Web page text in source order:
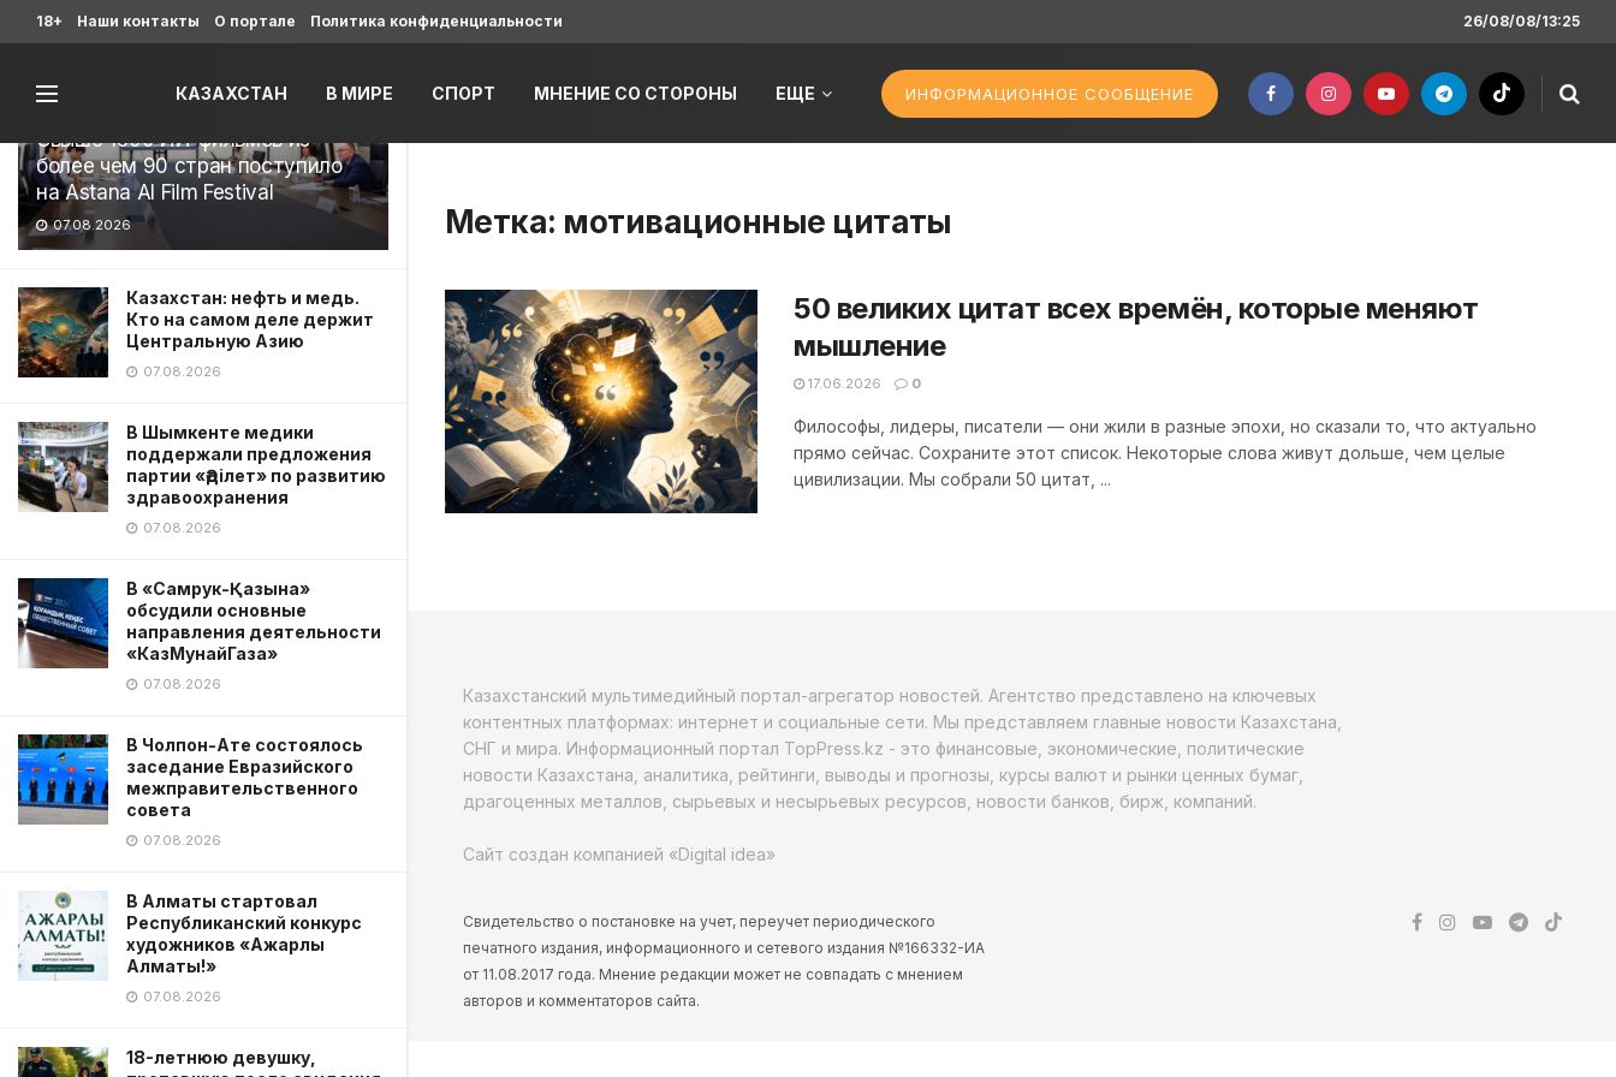
Последние
Свыше 1900 ИИ-фильмов из
более чем 90 стран поступило
на Astana AI Film Festival
07.08.2026
Казахстан: нефть и медь.
Кто на самом деле держит
Центральную Азию
07.08.2026
В Шымкенте медики
поддержали предложения
партии «Әділет» по развитию
здравоохранения
07.08.2026
В «Самрук-Қазына»
обсудили основные
направления деятельности
«КазМунайГаза»
07.08.2026
В Чолпон-Ате состоялось
заседание Евразийского
межправительственного
совета
07.08.2026
В Алматы стартовал
Республиканский конкурс
художников «Ажарлы
Алматы!»
07.08.2026
18-летнюю девушку,
18+ Наши контакты О портале Политика конфиденциальности 26/08/08/13:25
КАЗАХСТАН В МИРЕ СПОРТ МНЕНИЕ СО СТОРОНЫ ЕЩЕ ИНФОРМАЦИОННОЕ СООБЩЕНИЕ
Метка: мотивационные цитаты
50 великих цитат всех времён, которые меняют
мышление
17.06.2026 0
Философы, лидеры, писатели — они жили в разные эпохи, но сказали то, что актуально
прямо сейчас. Сохраните этот список. Некоторые слова живут дольше, чем целые
цивилизации. Мы собрали 50 цитат, ...
Казахстанский мультимедийный портал-агрегатор новостей. Агентство представлено на ключевых
контентных платформах: интернет и социальные сети. Мы представляем главные новости Казахстана,
СНГ и мира. Информационный портал TopPress.kz - это финансовые, экономические, политические
новости Казахстана, аналитика, рейтинги, выводы и прогнозы, курсы валют и рынки ценных бумаг,
драгоценных металлов, сырьевых и несырьевых ресурсов, новости банков, бирж, компаний.
Сайт создан компанией «Digital idea»
Свидетельство о постановке на учет, переучет периодического
печатного издания, информационного и сетевого издания №166332-ИА
от 11.08.2017 года. Мнение редакции может не совпадать с мнением
авторов и комментаторов сайта.